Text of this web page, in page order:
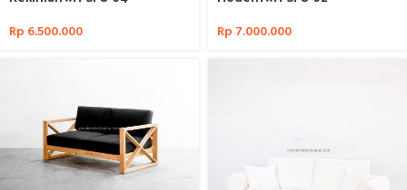
Rp 6.500.000 Rp 7.000.000